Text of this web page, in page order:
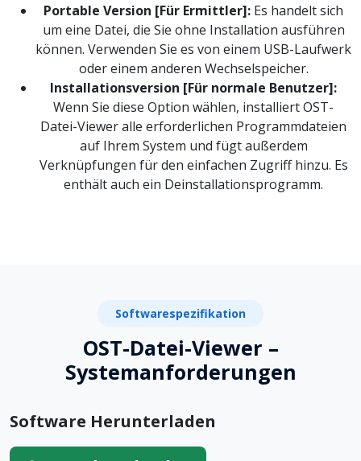
Portable Version [Für Ermittler]: Es handelt sich
um eine Datei, die Sie ohne Installation ausführen
können. Verwenden Sie es von einem USB-Laufwerk
oder einem anderen Wechselspeicher.
Installationsversion [Für normale Benutzer]:
Wenn Sie diese Option wählen, installiert OST-
Datei-Viewer alle erforderlichen Programmdateien
auf Ihrem System und fügt außerdem
Verknüpfungen für den einfachen Zugriff hinzu. Es
enthält auch ein Deinstallationsprogramm.
Softwarespezifikation
OST-Datei-Viewer –
Systemanforderungen
Software Herunterladen